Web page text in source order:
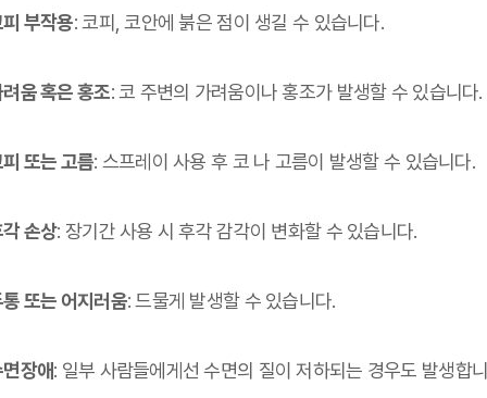
부작용: 코피, 코안에 붉은 점이 생길 수 있습니다.
움 혹은 홍조: 코 주변의 가려움이나 홍조가 발생할 수 있습니다.
또는 고름: 스프레이 사용 후 코 나 고름이 발생할 수 있습니다.
손상: 장기간 사용 시 후각 감각이 변화할 수 있습니다.
또는 어지러움: 드물게 발생할 수 있습니다.
장애: 일부 사람들에게선 수면의 질이 저하되는 경우도 발생합